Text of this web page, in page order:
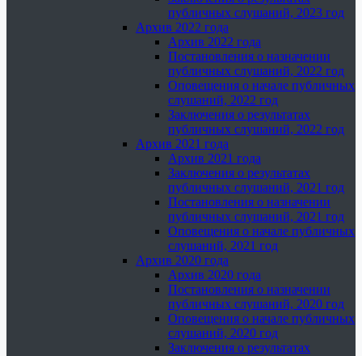
публичных слушаний, 2023 год
Архив 2022 года
Архив 2022 года
Постановления о назначении
публичных слушаний, 2022 год
Оповещения о начале публичных
слушаний, 2022 год
Заключения о результатах
публичных слушаний, 2022 год
Архив 2021 года
Архив 2021 года
Заключения о результатах
публичных слушаний, 2021 год
Постановления о назначении
публичных слушаний, 2021 год
Оповещения о начале публичных
слушаний, 2021 год
Архив 2020 года
Архив 2020 года
Постановления о назначении
публичных слушаний, 2020 год
Оповещения о начале публичных
слушаний, 2020 год
Заключения о результатах